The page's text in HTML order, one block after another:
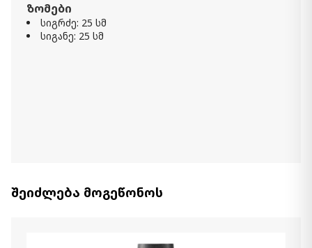
ზომები
სიგრძე: 25 სმ
სიგანე: 25 სმ
შეიძლება მოგეწონოს